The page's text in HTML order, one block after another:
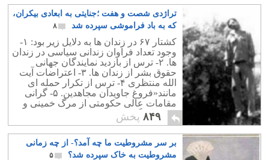
تراژدی شصت و هفت ؛جنایتی به ابعادی بیکران،
که به باد فراموشی سپرده شد
۸
کشتار ۶۷ در زندان ها به دلایل زیر بود: ۱-
وجود تعداد فراوان زندانی سیاسی در زندان
ها. ۲- ترس از بازدید نمایندگان جهانی
حقوق بشر از زندان ها. ۳- اعتراضات آیت
الله منتظری ۴- ترس از تکرار حمله ای
مانند«فروغ جاویدان مجاهدین. ۵- گرانی
مقامات عالی حکومتی از مرگ خمینی و
وجود لشگر عظیم اسیران و زندانیان.
۸۴۹ پخش
بر سر مشروطیت ما چه آمد؟- از چه زمانی
مشروطیت به خاک سپرده شد؟
۵